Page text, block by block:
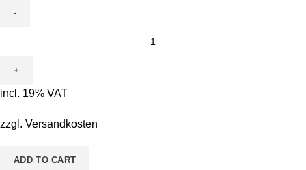
Ausmalen
-
Tanja
Strahlen
incl. 19% VAT
zzgl. Versandkosten
ADD TO CART